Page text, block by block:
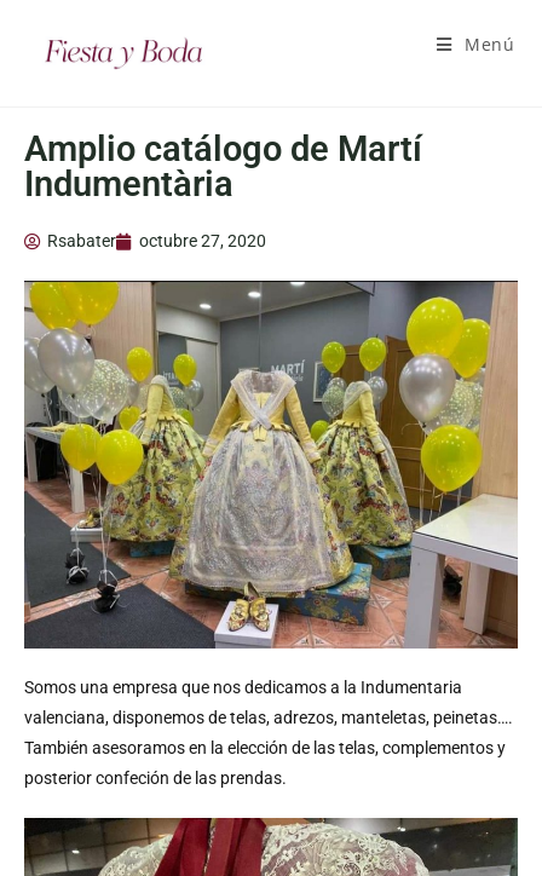
Menú
Amplio catálogo de Martí
Indumentària
Rsabater octubre 27, 2020
Somos una empresa que nos dedicamos a la Indumentaria
valenciana, disponemos de telas, adrezos, manteletas, peinetas….
También asesoramos en la elección de las telas, complementos y
posterior confeción de las prendas.